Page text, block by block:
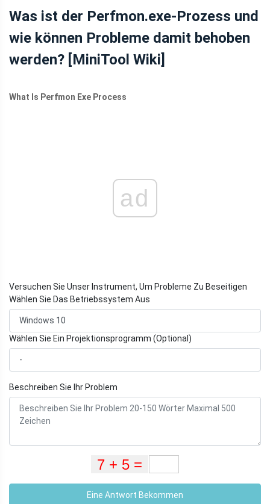
Was ist der Perfmon.exe-Prozess und
wie können Probleme damit behoben
werden? [MiniTool Wiki]
What Is Perfmon Exe Process
ad
Versuchen Sie Unser Instrument, Um Probleme Zu Beseitigen
Wählen Sie Das Betriebssystem Aus
Wählen Sie Ein Projektionsprogramm (Optional)
Beschreiben Sie Ihr Problem
Eine Antwort Bekommen